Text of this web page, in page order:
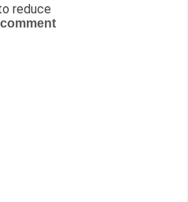
reduce